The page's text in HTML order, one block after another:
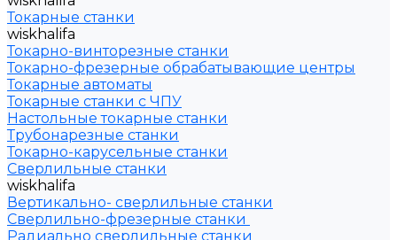
Токарные станки
wiskhalifa
Токарно-винторезные станки
Токарно-фрезерные обрабатывающие центры
Токарные автоматы
Токарные станки с ЧПУ
Настольные токарные станки
Трубонарезные станки
Токарно-карусельные станки
Сверлильные станки
wiskhalifa
Вертикально- сверлильные станки
Сверлильно-фрезерные станки
Радиально сверлильные станки